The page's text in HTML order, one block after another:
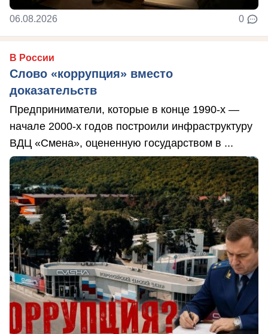
06.08.2026 0
В России
Слово «коррупция» вместо
доказательств
Предприниматели, которые в конце 1990-х —
начале 2000-х годов построили инфраструктуру
ВДЦ «Смена», оцененную государством в ...